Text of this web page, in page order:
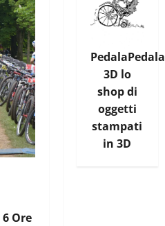
6 Ore
PedalaPedala
3D lo
shop di
oggetti
stampati
in 3D